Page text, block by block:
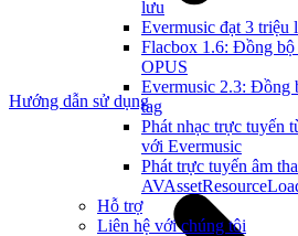
lưu
Evermusic đạt 3 triệu
Flacbox 1.6: Đồng bộ
OPUS
Evermusic 2.3: Đồng
tag
Phát nhạc trực tuyến
với Evermusic
Phát trực tuyến âm
Hỗ trợ
Liên hệ với chúng tôi
Hướng dẫn sử dụng